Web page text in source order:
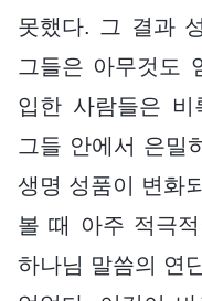
못했다. 그 결과
그들은 아무것도
입한 사람들은 비
그들 안에서 은밀
생명 성품이 변화
볼 때 아주 적극
하나님 말씀의 연